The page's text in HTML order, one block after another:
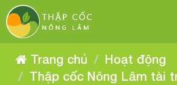
Thập
cốc
Nông
Thập
cốc
Nông
Lâm
Thập
cốc
Nông
Lâm
Thập
cốc
Nông
Lâm
Thập
cốc
Nông
Lâm
Thập
cốc
Nông
Lâm
Trang chủ
Hoạt động
Thập cốc Nông Lâm tài